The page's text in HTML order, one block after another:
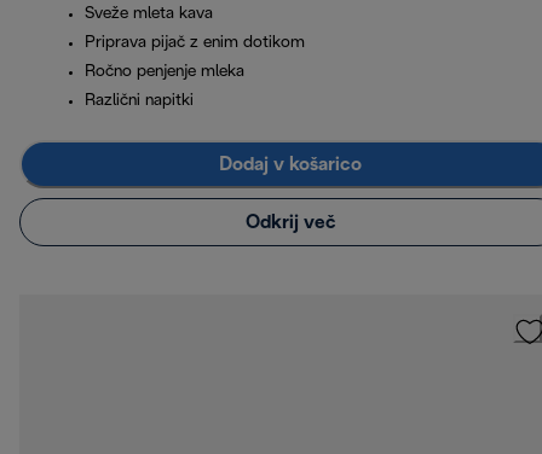
Sveže mleta kava
Priprava pijač z enim dotikom
Ročno penjenje mleka
Različni napitki
Dodaj v košarico
Odkrij več